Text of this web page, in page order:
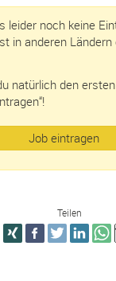
leider noch keine
in anderen
natürlich den
Job eintragen
Teilen